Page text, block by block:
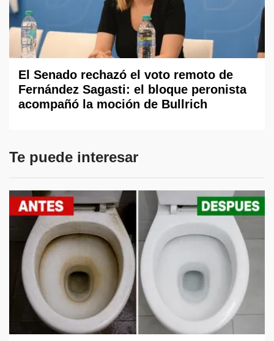
El Senado rechazó el voto remoto de
Fernández Sagasti: el bloque peronista
acompañó la moción de Bullrich
Te puede interesar